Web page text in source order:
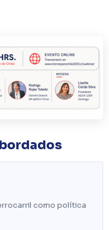
como política